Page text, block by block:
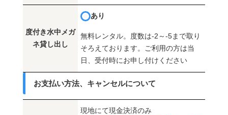
度付き水中メガ
ネ貸し出し
あり
無料レンタル。度数は-2～-5まで取り
そろえております。ご利用の方は当
日、受付時にお申し付けください
お支払い方法、キャンセルについて
現地にて現金決済のみ